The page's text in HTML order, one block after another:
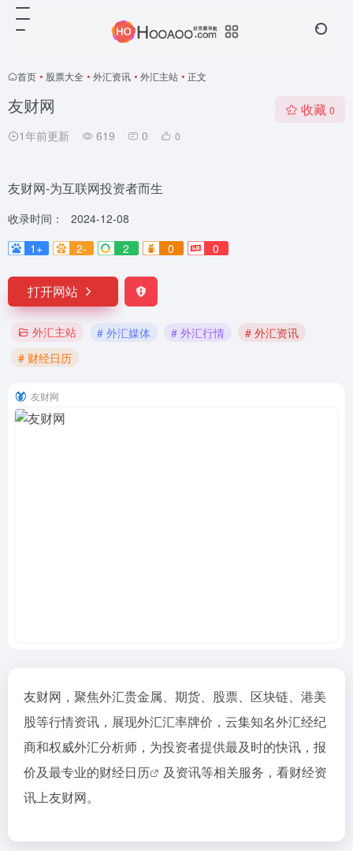
首页 • 股票大全 • 外汇资讯 • 外汇主站 • 正文
友财网
1年前更新 619 0 0
收藏 0
友财网-为互联网投资者而生
收录时间：
2024-12-08
1+
2- 2 0 0
打开网站
外汇主站 # 外汇媒体 # 外汇行情
# 外汇资讯
# 财经日历
友财网
友财网，聚焦外汇贵金属、期货、股票、区块链、港美
股等行情资讯，展现外汇汇率牌价，云集知名外汇经纪
商和权威外汇分析师，为投资者提供最及时的快讯，报
价及最专业的财经日历
及资讯等相关服务，看财经资
讯上友财网。